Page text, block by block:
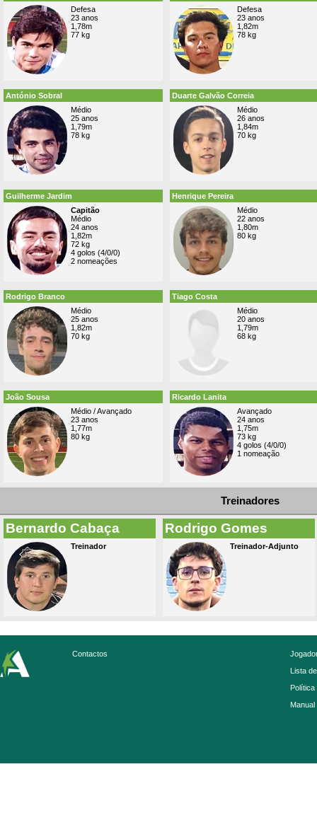
Defesa
23 anos
1,78m
77 kg
Defesa
23 anos
1,82m
78 kg
António Sobral
Médio
25 anos
1,79m
78 kg
Duarte Galvão Correia
Médio
26 anos
1,84m
70 kg
Guilherme Jardim
Capitão
Médio
24 anos
1,82m
72 kg
4 golos (4/0/0)
2 nomeações
Henrique Pereira
Médio
22 anos
1,80m
80 kg
Rodrigo Branco
Médio
25 anos
1,82m
70 kg
Tiago Costa
Médio
20 anos
1,79m
68 kg
João Sousa
Médio / Avançado
23 anos
1,77m
80 kg
Ricardo Lanita
Avançado
24 anos
1,75m
73 kg
4 golos (4/0/0)
1 nomeação
Treinadores
Bernardo Cabaça
Treinador
Rodrigo Gomes
Treinador-Adjunto
Contactos
Lista